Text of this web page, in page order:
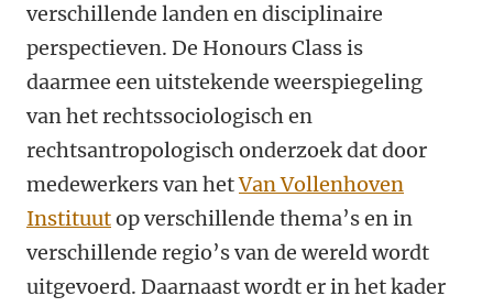
verschillende landen en disciplinaire
perspectieven. De Honours Class is
daarmee een uitstekende weerspiegeling
van het rechtssociologisch en
rechtsantropologisch onderzoek dat door
medewerkers van hetVan Vollenhoven
Instituutop verschillende thema’s en in
verschillende regio’s van de wereld wordt
uitgevoerd. Daarnaast wordt er in het kader